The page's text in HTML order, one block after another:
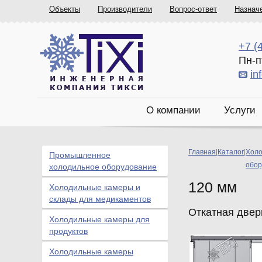
Объекты Производители Вопрос-ответ
+7
Пн-
О компании Услуги
Главная Каталог
120 мм
Откатная
Промышленное
холодильное оборудование
Холодильные камеры и
склады для медикаментов
Холодильные камеры для
продуктов
Холодильные камеры